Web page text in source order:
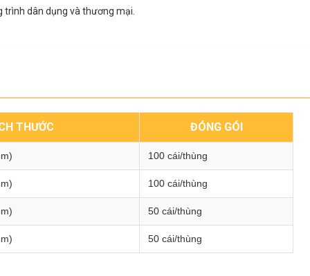
trình dân dụng và thương mại.
THƯỚC ĐÓNG GÓI
100 cái/thùng
100 cái/thùng
50 cái/thùng
50 cái/thùng